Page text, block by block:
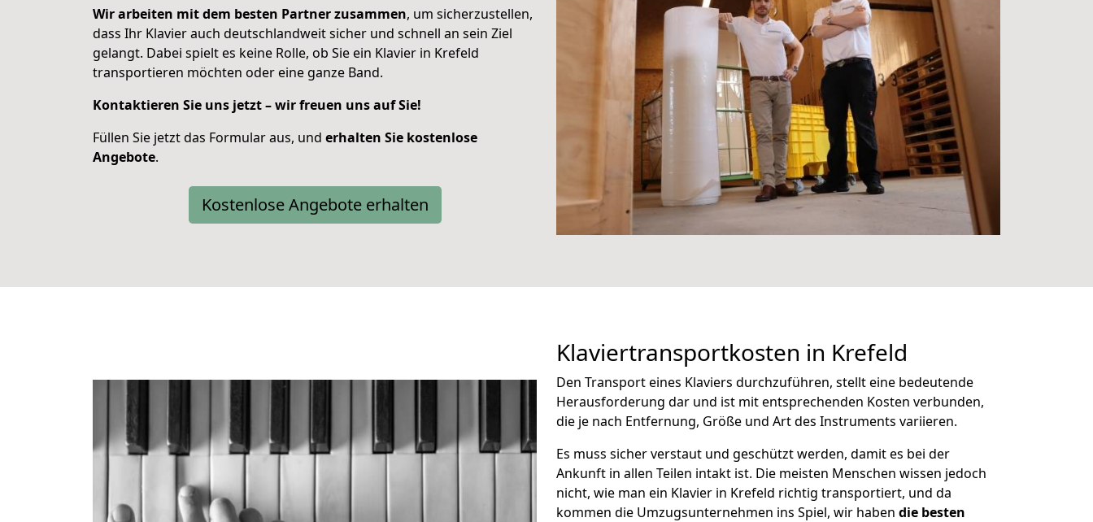
Wir arbeiten mit dem besten Partner zusammen, um sicherzustellen,
dass Ihr Klavier auch deutschlandweit sicher und schnell an sein Ziel
gelangt. Dabei spielt es keine Rolle, ob Sie ein Klavier in Krefeld
transportieren möchten oder eine ganze Band.
Kontaktieren Sie uns jetzt – wir freuen uns auf Sie!
Füllen Sie jetzt das Formular aus, und erhalten Sie kostenlose
Angebote.
Kostenlose Angebote erhalten
Klaviertransportkosten in Krefeld
Den Transport eines Klaviers durchzuführen, stellt eine bedeutende
Herausforderung dar und ist mit entsprechenden Kosten verbunden,
die je nach Entfernung, Größe und Art des Instruments variieren.
Es muss sicher verstaut und geschützt werden, damit es bei der
Ankunft in allen Teilen intakt ist. Die meisten Menschen wissen jedoch
nicht, wie man ein Klavier in Krefeld richtig transportiert, und da
kommen die Umzugsunternehmen ins Spiel, wir haben die besten